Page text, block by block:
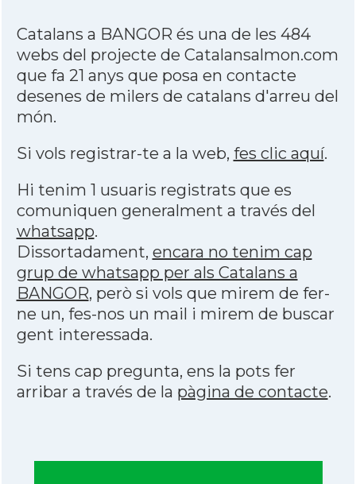
Catalans a BANGOR és una de les 484
webs del projecte de Catalansalmon.com
que fa 21 anys que posa en contacte
desenes de milers de catalans d'arreu del
món.
Si vols registrar-te a la web, fes clic aquí.
Hi tenim 1 usuaris registrats que es
comuniquen generalment a través del
whatsapp.
Dissortadament, encara no tenim cap
grup de whatsapp per als Catalans a
BANGOR, però si vols que mirem de fer-
ne un, fes-nos un mail i mirem de buscar
gent interessada.
Si tens cap pregunta, ens la pots fer
arribar a través de la pàgina de contacte.